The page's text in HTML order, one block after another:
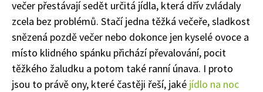
večer přestávají sedět určitá jídla, která dřív zvládaly
zcela bez problémů. Stačí jedna těžká večeře, sladkost
snězená pozdě večer nebo dokonce jen kyselé ovoce a
místo klidného spánku přichází převalování, pocit
těžkého žaludku a potom také ranní únava. I proto
jsou to právě ony, které častěji řeší, jaké jídlo na noc